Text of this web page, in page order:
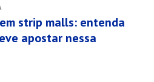
strip malls: entenda
apostar nessa